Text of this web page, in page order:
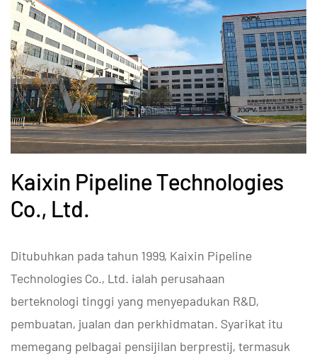
Kaixin Pipeline Technologies
Co., Ltd.
Ditubuhkan pada tahun 1999, Kaixin Pipeline
Technologies Co., Ltd. ialah perusahaan
berteknologi tinggi yang menyepadukan R&D,
pembuatan, jualan dan perkhidmatan. Syarikat itu
memegang pelbagai pensijilan berprestij, termasuk